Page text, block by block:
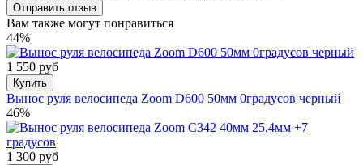
Вам также могут понравиться
44%
1 550 руб
Купить
Вынос руля велосипеда Zoom D600 50мм 0градусов черный
46%
1 300 руб